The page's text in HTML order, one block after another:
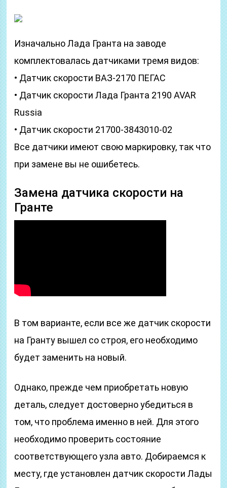
Изначально Лада Гранта на заводе
комплектовалась датчиками тремя видов:
• Датчик скорости ВАЗ-2170 ПЕГАС
• Датчик скорости Лада Гранта 2190 AVAR
Russia
• Датчик скорости 21700-3843010-02
Все датчики имеют свою маркировку, так что
при замене вы не ошибетесь.
Замена датчика скорости на
Гранте
В том варианте, если все же датчик скорости
на Гранту вышел со строя, его необходимо
будет заменить на новый.
Однако, прежде чем приобретать новую
деталь, следует достоверно убедиться в
том, что проблема именно в ней. Для этого
необходимо проверить состояние
соответствующего узла авто. Добираемся к
месту, где установлен датчик скорости Лады